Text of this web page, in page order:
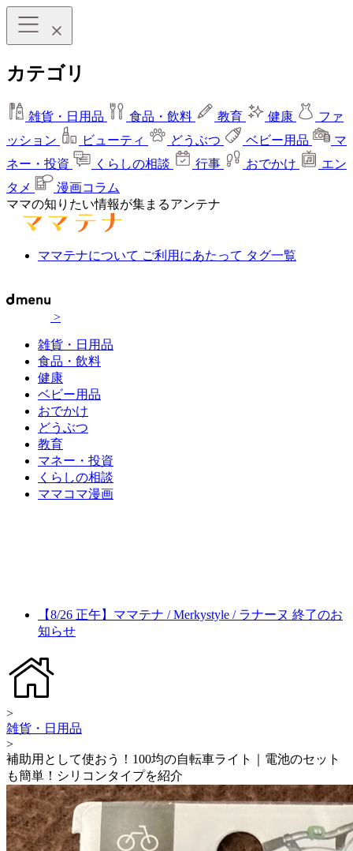
カテゴリ
雑貨・日用品 食品・飲料 教育 健康
ファ
ッション
ビューティ どうぶつ ベビー用品
マ
ネー・投資
くらしの相談 行事 おでかけ
エン
タメ
漫画コラム
ママの知りたい情報が集まるアンテナ
ママテナについて ご利用にあたって タグ一覧
>
雑貨・日用品
食品・飲料
健康
ベビー用品
おでかけ
どうぶつ
教育
マネー・投資
くらしの相談
ママコマ漫画
【8/26 正午】ママテナ / Merkystyle / ラナーヌ 終了のお
知らせ
>
雑貨・日用品
>
補助用として使おう！100均の自転車ライト｜電池のセット
も簡単！シリコンタイプを紹介